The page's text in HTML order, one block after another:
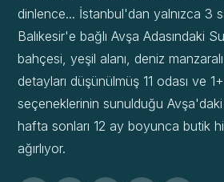
dinlence... İstanbul'dan yalnızca 3
Balıkesir'e bağlı Avşa Adasındaki
bahçesi, yeşil alanı, deniz
detayları düşünülmüş 11 odası ve
seçeneklerinin sunulduğu
hafta sonları 12 ay boyunca butik
ağırlıyor.